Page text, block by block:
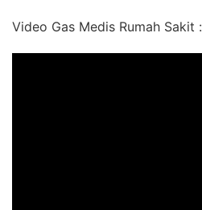
Video Gas Medis Rumah Sakit :